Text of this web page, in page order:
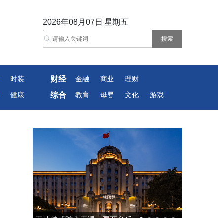
2026年08月07日 星期五
时装 财经 金融 商业 理财
健康 综合 教育 母婴 文化 游戏